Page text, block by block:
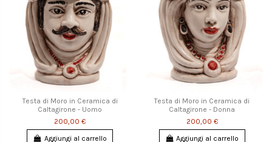
Testa di Moro in Ceramica di
Caltagirone - Uomo
200,00 €
Aggiungi al carrello
Testa di Moro in Ceramica di
Caltagirone - Donna
200,00 €
Aggiungi al carrello